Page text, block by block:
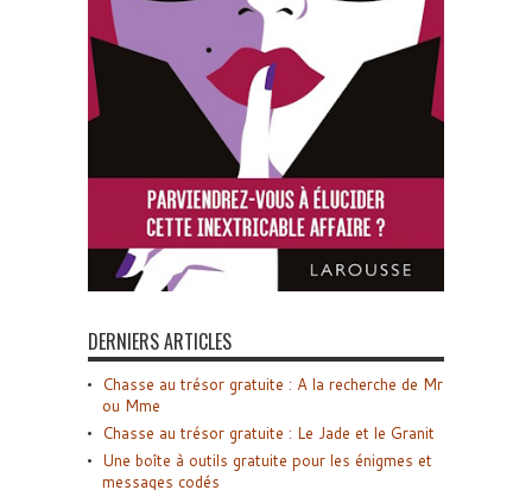
DERNIERS ARTICLES
Chasse au trésor gratuite : A la recherche de Mr
ou Mme
Chasse au trésor gratuite : Le Jade et le Granit
Une boîte à outils gratuite pour les énigmes et
messages codés